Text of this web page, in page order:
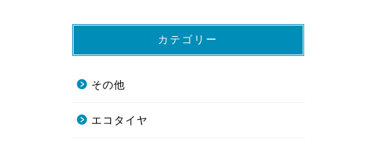
カテゴリー
その他
エコタイヤ